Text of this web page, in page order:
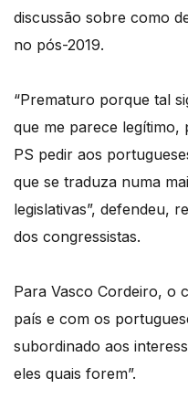
discussão sobre como
no pós-2019.
“Prematuro porque tal
que me parece legítimo,
PS pedir aos
que se traduza numa
legislativas”, defendeu,
dos congressistas.
Para Vasco Cordeiro, o
país e com os
subordinado aos
eles quais forem”.